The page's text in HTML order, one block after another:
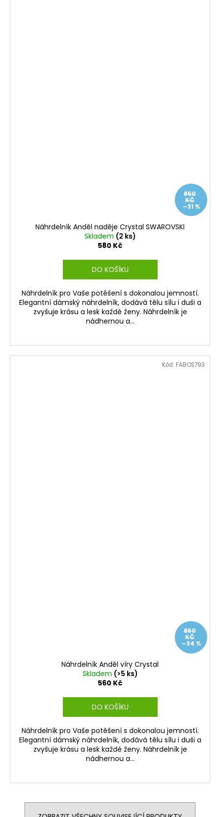
850
KČ
–31 %
Náhrdelník Anděl naděje Crystal SWAROVSKI
Skladem (2 ks)
580 Kč
DO KOŠÍKU
Náhrdelník pro Vaše potěšení s dokonalou jemností.
Elegantní dámský náhrdelník, dodává tělu sílu i duši a
zvyšuje krásu a lesk každé ženy. Náhrdelník je
nádhernou a...
850
KČ
–34 %
Náhrdelník Anděl víry Crystal
Skladem (>5 ks)
560 Kč
DO KOŠÍKU
Náhrdelník pro Vaše potěšení s dokonalou jemností.
Elegantní dámský náhrdelník, dodává tělu sílu i duši a
zvyšuje krásu a lesk každé ženy. Náhrdelník je
nádhernou a...
Kód: FABOS793